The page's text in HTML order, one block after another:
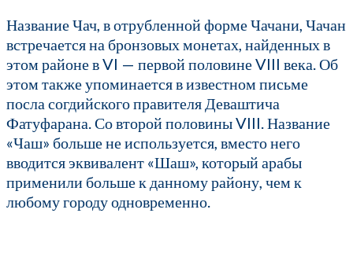
Название Чач, в отрубленной форме Чачани, Чачан
встречается на бронзовых монетах, найденных в
этом районе в VI — первой половине VIII века. Об
этом также упоминается в известном письме
посла согдийского правителя Деваштича
Фатуфарана. Со второй половины VIII. Название
«Чаш» больше не используется, вместо него
вводится эквивалент «Шаш», который арабы
применили больше к данному району, чем к
любому городу одновременно.